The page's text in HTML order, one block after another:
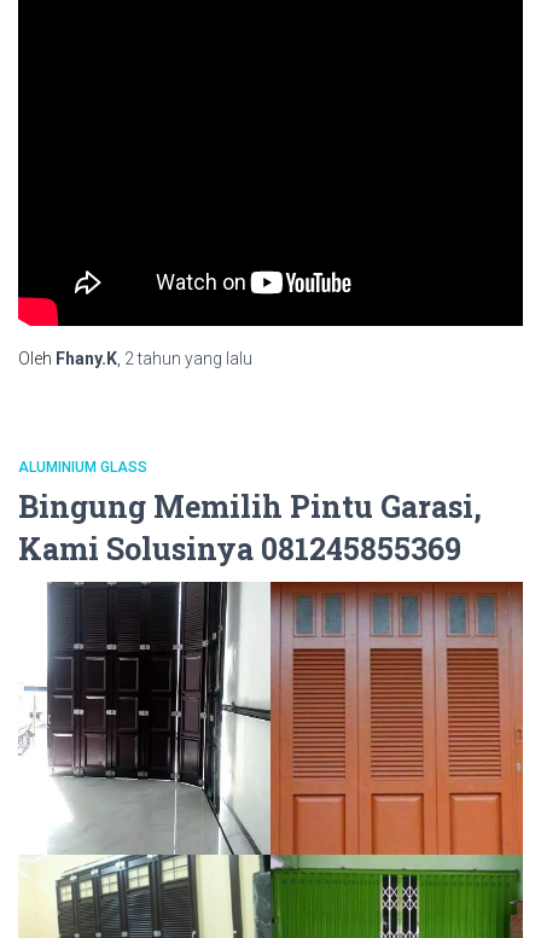
Oleh Fhany.K 2 tahun yang lalu
ALUMINIUM GLASS
Bingung Memilih Pintu Garasi,
Kami Solusinya 081245855369